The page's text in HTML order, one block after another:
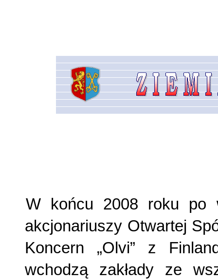
W końcu 2008 roku po
akcjonariuszy Otwartej
Koncern „Olvi” z
wchodzą zakłady ze